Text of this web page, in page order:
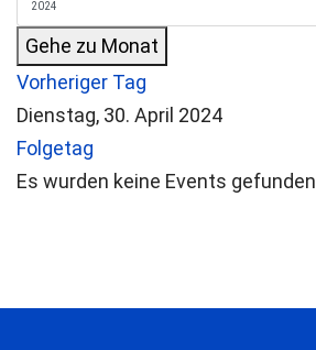
Gehe zu Monat
Vorheriger Tag
Dienstag, 30. April 2024
Folgetag
Es wurden keine Events gefunden